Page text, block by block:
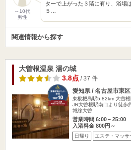
～10代
男性
ターで上がった３階に有り、浴場
５…
関連情報から探す
大曽根温泉 湯の城
3.8点/ 37 件
愛知県 / 名古屋市東区
東枇杷島駅5.82km 大曽
JR大曽根駅南口より徒歩
城線大曽…
営業時間 6:00～25:00
入浴料金 800円～
日帰り エステ・マッサ